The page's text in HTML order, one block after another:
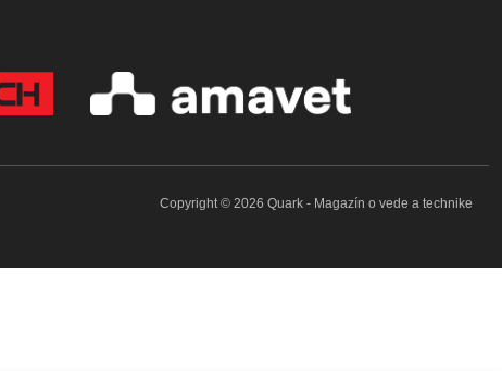
Copyright © 2026 Quark - Magazín o vede a technike